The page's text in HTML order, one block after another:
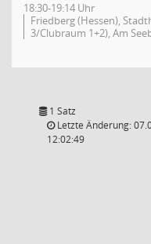
18:30-19:14 Uhr
Friedberg (Hessen),
3/Clubraum 1+2), Am
1 Satz
Letzte Änderung:
12:02:49